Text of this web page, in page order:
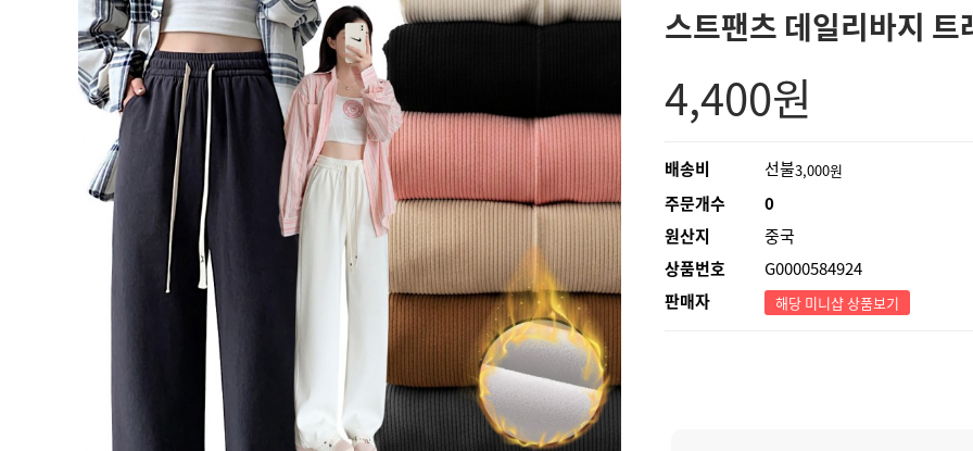
스트팬츠 데일리바지 트
4,400원
배송비 선불3,000원
주문개수
0
원산지
중국
상품번호
G0000584924
판매자
해당 미니샵 상품보기